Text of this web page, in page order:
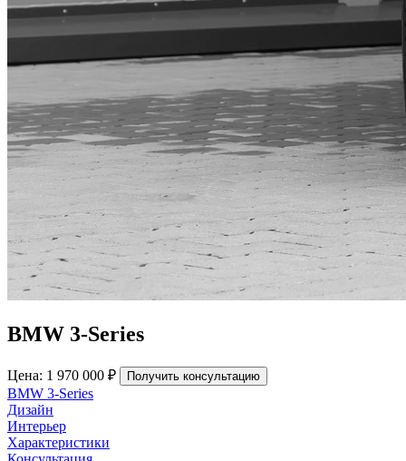
BMW 3-Series
Цена: 1 970 000 ₽ Получить консультацию
BMW 3-Series
Дизайн
Интерьер
Характеристики